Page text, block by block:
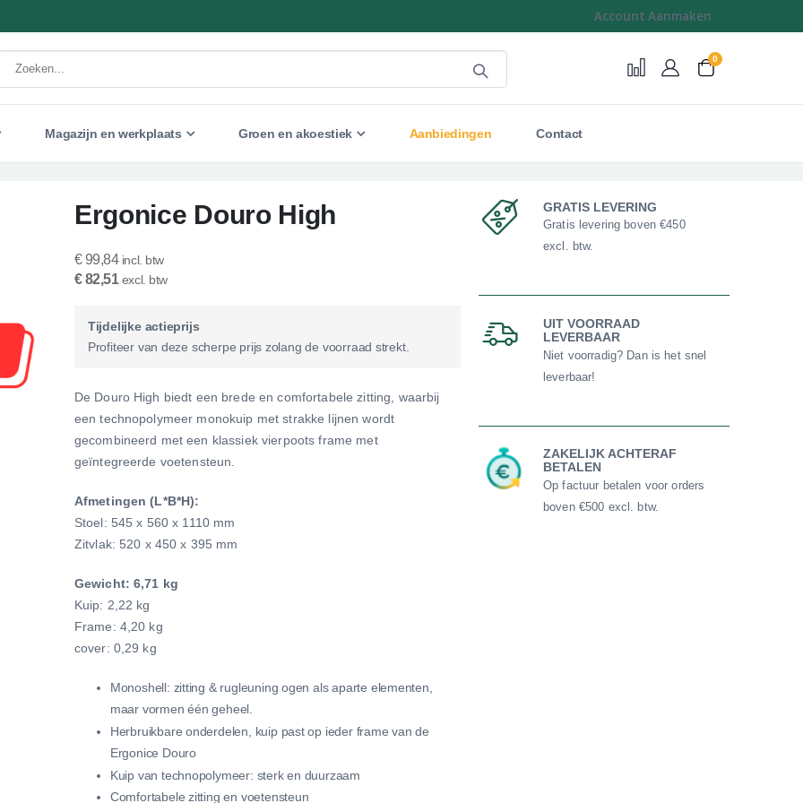
Account Aanmaken
Cart
0
Magazijn en werkplaats Groen en akoestiek Aanbiedingen Contact
Ergonice Douro High
€ 99,84
€ 82,51
Tijdelijke actieprijs
Profiteer van deze scherpe prijs zolang de voorraad strekt.
De Douro High biedt een brede en comfortabele zitting, waarbij
een technopolymeer monokuip met strakke lijnen wordt
gecombineerd met een klassiek vierpoots frame met
geïntegreerde voetensteun.
Afmetingen (L*B*H):
Stoel: 545 x 560 x 1110 mm
Zitvlak: 520 x 450 x 395 mm
Gewicht: 6,71 kg
Kuip: 2,22 kg
Frame: 4,20 kg
cover: 0,29 kg
Monoshell: zitting & rugleuning ogen als aparte elementen,
maar vormen één geheel.
Herbruikbare onderdelen, kuip past op ieder frame van de
Ergonice Douro
Kuip van technopolymeer: sterk en duurzaam
Comfortabele zitting en voetensteun
GRATIS LEVERING
Gratis levering boven €450
excl. btw.
UIT VOORRAAD
LEVERBAAR
Niet voorradig? Dan is het snel
leverbaar!
ZAKELIJK ACHTERAF
BETALEN
Op factuur betalen voor orders
boven €500 excl. btw.